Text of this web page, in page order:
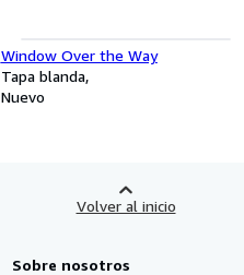
Window Over the Way
Tapa blanda
Nuevo
Volver al inicio
Sobre nosotros